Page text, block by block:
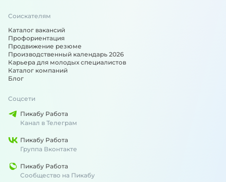
Соискателям
Каталог вакансий
Профориентация
Продвижение резюме
Производственный календарь 2026
Карьера для молодых специалистов
Каталог компаний
Блог
Соцсети
Пикабу Работа
Канал в Телеграм
Пикабу Работа
Группа Вконтакте
Пикабу Работа
Сообщество на Пикабу